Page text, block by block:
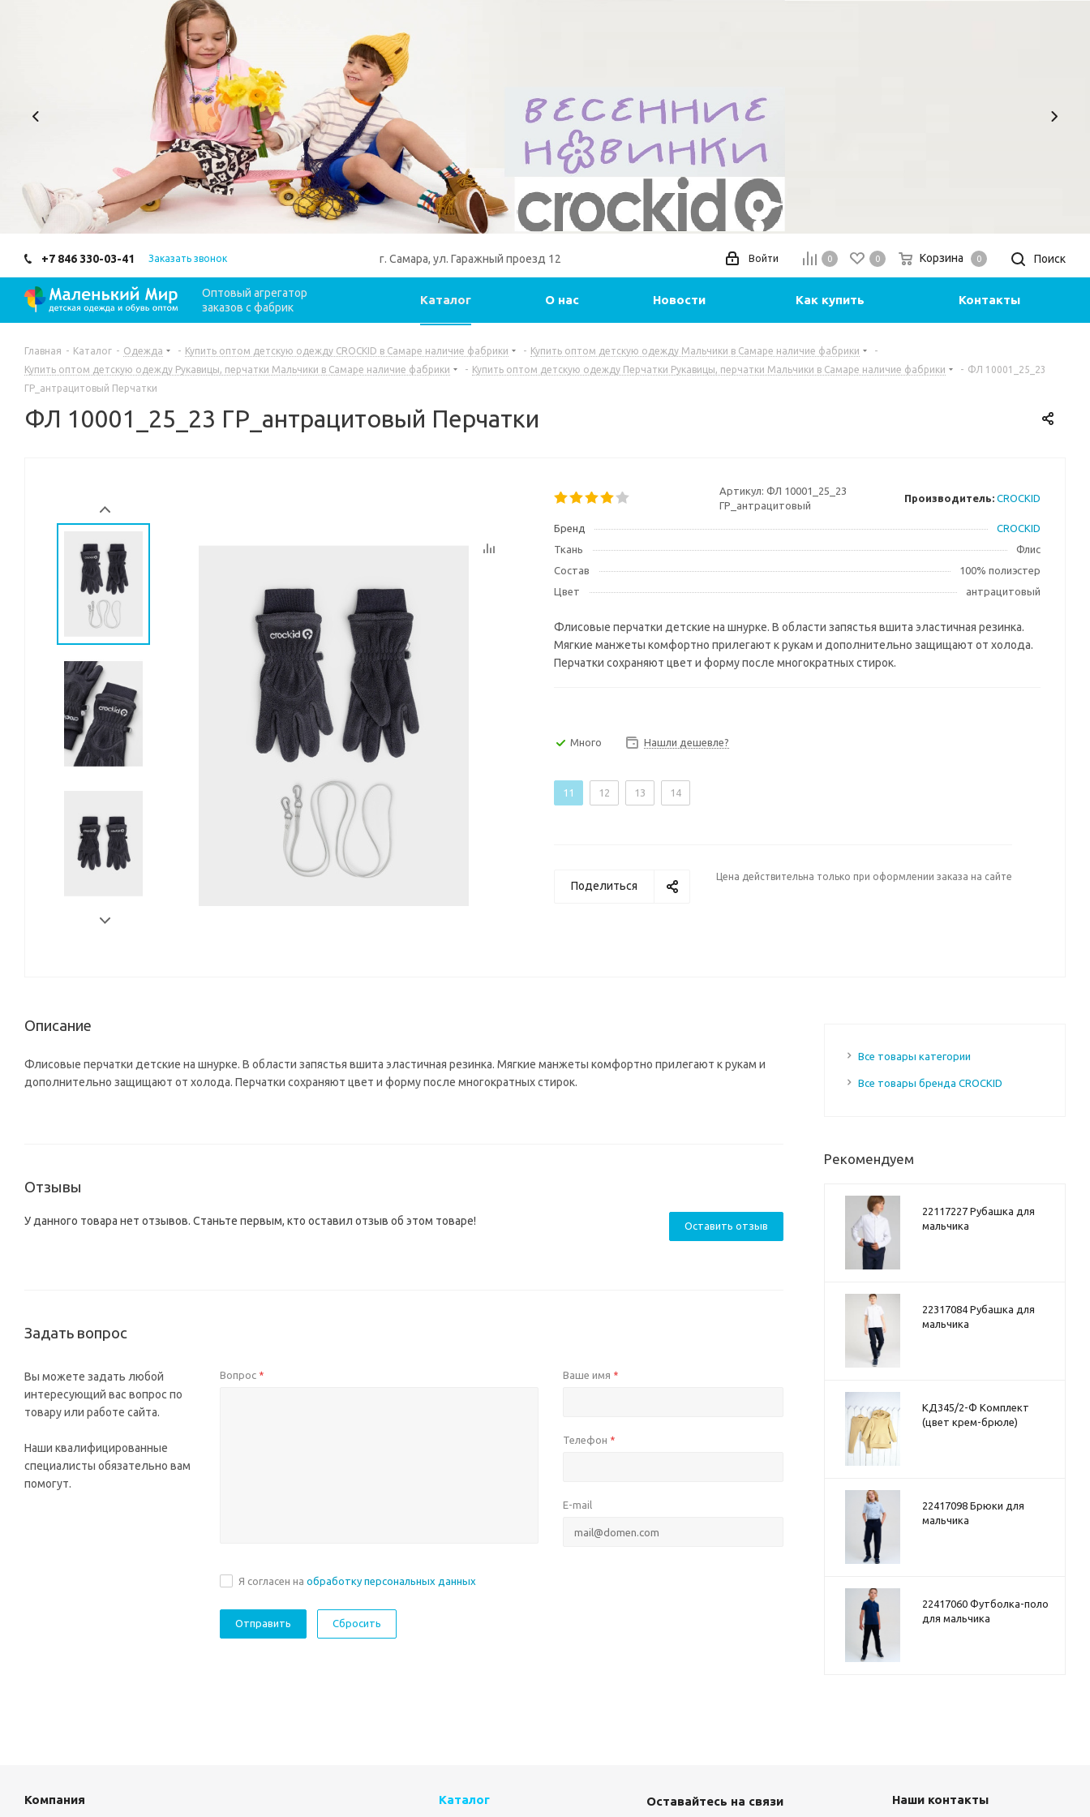
+7 846 330-03-41 Заказать звонок г. Самара, ул. Гаражный проезд 12 Поиск
0 0 Корзина 0
Войти
Оптовый агрегатор
заказов с фабрик
Каталог О нас Новости Как купить Контакты
Главная - Каталог - Одежда - Купить оптом детскую одежду CROCKID в Самаре наличие фабрики - Купить оптом детскую одежду Мальчики в Самаре наличие фабрики
-
Купить оптом детскую одежду Рукавицы, перчатки Мальчики в Самаре наличие фабрики
- Купить оптом детскую одежду Перчатки Рукавицы, перчатки Мальчики в Самаре наличие фабрики - ФЛ 10001_25_23
ГР_антрацитовый Перчатки
ФЛ 10001_25_23 ГР_антрацитовый Перчатки
Артикул: ФЛ 10001_25_23
ГР_антрацитовый
Производитель: CROCKID
Бренд
CROCKID
Ткань
Флис
Состав
100% полиэстер
Цвет
антрацитовый
Флисовые перчатки детские на шнурке. В области запястья вшита эластичная резинка.
Мягкие манжеты комфортно прилегают к рукам и дополнительно защищают от холода.
Перчатки сохраняют цвет и форму после многократных стирок.
Много Нашли дешевле?
11 12 13 14
Поделиться
Цена действительна только при оформлении заказа на сайте
Описание
Флисовые перчатки детские на шнурке. В области запястья вшита эластичная резинка. Мягкие манжеты комфортно прилегают к рукам и
дополнительно защищают от холода. Перчатки сохраняют цвет и форму после многократных стирок.
Отзывы
Оставить отзыв
У данного товара нет отзывов. Станьте первым, кто оставил отзыв об этом товаре!
Задать вопрос
Вы можете задать любой
интересующий вас вопрос по
товару или работе сайта.
Наши квалифицированные
специалисты обязательно вам
помогут.
Вопрос * Ваше имя *
Телефон *
E-mail
Я согласен наобработку персональных данных
Сбросить
Все товары категории
Все товары бренда CROCKID
Рекомендуем
22117227 Рубашка для
мальчика
22317084 Рубашка для
мальчика
КД345/2-Ф Комплект
(цвет крем-брюле)
22417098 Брюки для
мальчика
22417060 Футболка-поло
для мальчика
Компания Каталог Оставайтесь на связи Наши контакты